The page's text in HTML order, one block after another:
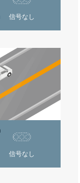
信号なし
信号なし